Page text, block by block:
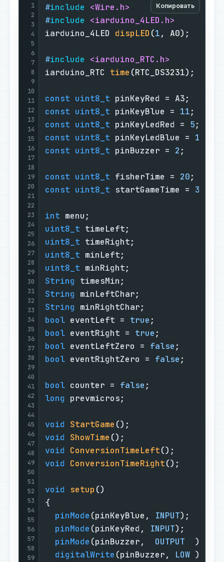
Копировать
1
2
3
4
5
6
7
8
9
10
11
12
13
14
15
16
17
18
19
20
21
22
23
24
25
26
27
28
29
30
31
32
33
34
35
36
37
38
39
40
41
42
43
44
45
46
47
48
49
50
51
52
53
54
55
56
57
58
59
#include <Wire.h>
#include <iarduino_4LED.h>
iarduino_4LED dispLED (1, A0)
#include <iarduino_RTC.h>
iarduino_RTC time (RTC_DS3231)
const uint8_t
const uint8_t pinKeyBlue = 11
const uint8_t pinKeyLedRed = 5
const uint8_t pinKeyLedBlue = 13
const uint8_t pinBuzzer = 2
const uint8_t fisherTime = 20
const uint8_t startGameTime = 30
int
uint8_t
uint8_t
uint8_t
uint8_t
String
String
String
bool eventLeft = true
bool eventRight = true
bool eventLeftZero = false
bool eventRightZero = false
bool counter = false
long
void StartGame ()
void ShowTime ()
void ConversionTimeLeft()
void ConversionTimeRight()
void setup ()
pinMode (pinKeyBlue, INPUT
pinMode (pinKeyRed, INPUT
pinMode (pinBuzzer, OUTPUT
digitalWrite (pinBuzzer, LOW